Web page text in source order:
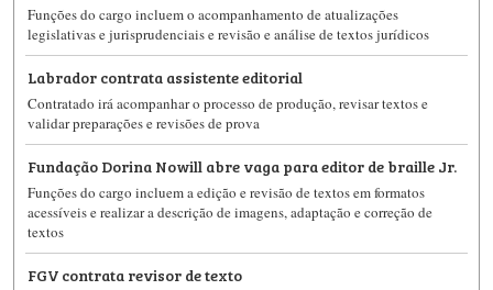
Funções do cargo incluem o acompanhamento de atualizações
legislativas e jurisprudenciais e revisão e análise de textos jurídicos
Labrador contrata assistente editorial
Contratado irá acompanhar o processo de produção, revisar textos e
validar preparações e revisões de prova
Fundação Dorina Nowill abre vaga para editor de braille Jr.
Funções do cargo incluem a edição e revisão de textos em formatos
acessíveis e realizar a descrição de imagens, adaptação e correção de
textos
FGV contrata revisor de texto